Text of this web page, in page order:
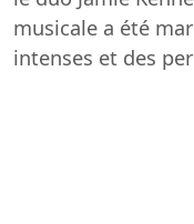
musicale a été
intenses et des